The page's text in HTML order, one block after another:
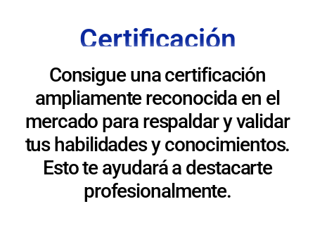
Certificación
Consigue una certificación
ampliamente reconocida en el
mercado para respaldar y validar
tus habilidades y conocimientos.
Esto te ayudará a destacarte
profesionalmente.